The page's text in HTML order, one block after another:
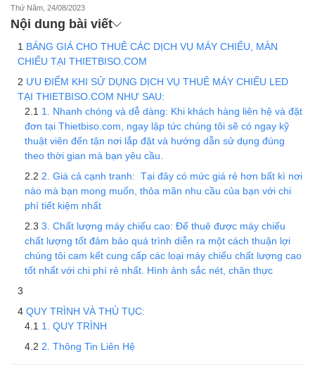
Thứ Năm, 24/08/2023
Nội dung bài viết
BẢNG GIÁ CHO THUÊ CÁC DỊCH VỤ MÁY CHIẾU, MÀN
CHIẾU TẠI THIETBISO.COM
ƯU ĐIỂM KHI SỬ DỤNG DỊCH VỤ THUÊ MÁY CHIẾU LED
TẠI THIETBISO.COM NHƯ SAU:
1. Nhanh chóng và dễ dàng: Khi khách hàng liên hệ và đặt
đơn tại Thietbiso.com, ngay lập tức chúng tôi sẽ có ngay kỹ
thuật viên đến tận nơi lắp đặt và hướng dẫn sử dụng đúng
theo thời gian mà bạn yêu cầu.
2. Giá cả cạnh tranh: Tại đây có mức giá rẻ hơn bất kì nơi
nào mà bạn mong muốn, thỏa mãn nhu cầu của bạn với chi
phí tiết kiệm nhất
3. Chất lượng máy chiếu cao: Để thuê được máy chiếu
chất lượng tốt đảm bảo quá trình diễn ra một cách thuận lợi
chúng tôi cam kết cung cấp các loại máy chiếu chất lượng cao
tốt nhất với chi phí rẻ nhất. Hình ảnh sắc nét, chân thực
QUY TRÌNH VÀ THỦ TỤC:
1. QUY TRÌNH
2. Thông Tin Liên Hệ